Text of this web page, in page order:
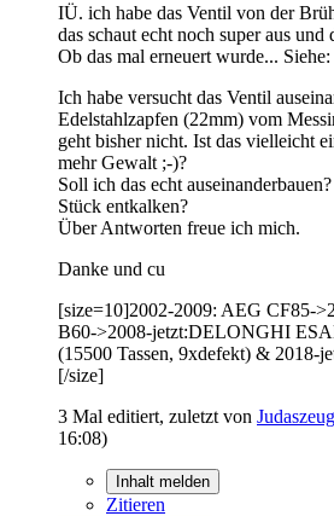
IÜ. ich habe das Ventil von der
das schaut echt noch super aus
Ob das mal erneuert wurde... Siehe:
Ich habe versucht das Ventil
Edelstahlzapfen (22mm) vom
geht bisher nicht. Ist das vielleicht
mehr Gewalt ;-)?
Soll ich das echt
Stück entkalken?
Über Antworten freue ich mich.
Danke und cu
[size=10]2002-2009: AEG CF85-
B60->2008-jetzt:DELONGHI
(15500 Tassen, 9xdefekt) &
[/size]
3 Mal editiert, zuletzt von
16:08)
Inhalt melden
Zitieren